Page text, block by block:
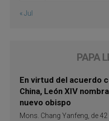
« Jul
PAPA
En virtud del acuerdo
China, León XIV
nuevo obispo
Mons. Chang Yanfeng, de 42